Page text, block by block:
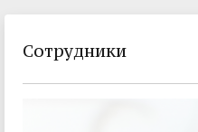
Сотрудники